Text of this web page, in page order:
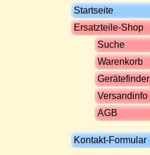
Startseite
Ersatzteile-Shop
Suche
Warenkorb
Gerätefinder
Versandinfo
AGB
Kontakt-Formular